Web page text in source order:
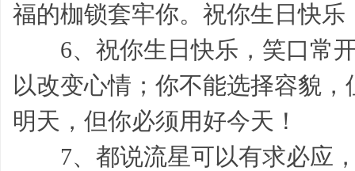
福的枷锁套牢你。祝你生日快乐
6、祝你生日快乐，笑口常开
以改变心情；你不能选择容貌
明天，但你必须用好今天！
7、都说流星可以有求必应，